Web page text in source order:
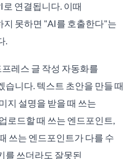
연결됩니다. 이때
지 못하면 "AI를 호출한다"는
.
레스 글 작성 자동화를
습니다. 텍스트 초안을 만들 때
지 설명을 받을 때 쓰는
로드할 때 쓰는 엔드포인트,
쓰는 엔드포인트가 다를 수
를 쓰더라도 잘못된